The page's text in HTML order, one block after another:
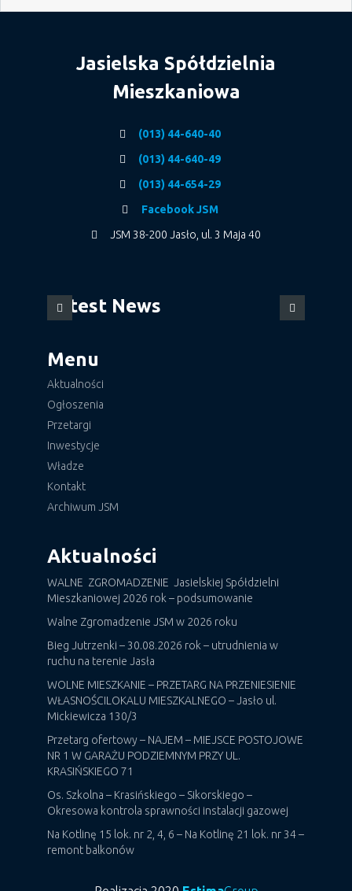
Jasielska Spółdzielnia
Mieszkaniowa
(013) 44-640-40
(013) 44-640-49
(013) 44-654-29
Facebook JSM
JSM 38-200 Jasło, ul. 3 Maja 40
Latest News
Menu
Aktualności
Ogłoszenia
Przetargi
Inwestycje
Władze
Kontakt
Archiwum JSM
Aktualności
WALNE ZGROMADZENIE Jasielskiej Spółdzielni
Mieszkaniowej 2026 rok – podsumowanie
Walne Zgromadzenie JSM w 2026 roku
Bieg Jutrzenki – 30.08.2026 rok – utrudnienia w
ruchu na terenie Jasła
WOLNE MIESZKANIE – PRZETARG NA PRZENIESIENIE
WŁASNOŚCILOKALU MIESZKALNEGO – Jasło ul.
Mickiewicza 130/3
Przetarg ofertowy – NAJEM – MIEJSCE POSTOJOWE
NR 1 W GARAŻU PODZIEMNYM PRZY UL.
KRASIŃSKIEGO 71
Os. Szkolna – Krasińskiego – Sikorskiego –
Okresowa kontrola sprawności instalacji gazowej
Na Kotlinę 15 lok. nr 2, 4, 6 – Na Kotlinę 21 lok. nr 34 –
remont balkonów